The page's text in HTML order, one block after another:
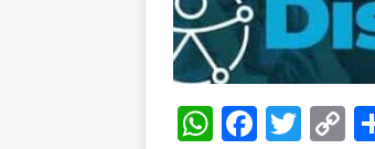
W F T C